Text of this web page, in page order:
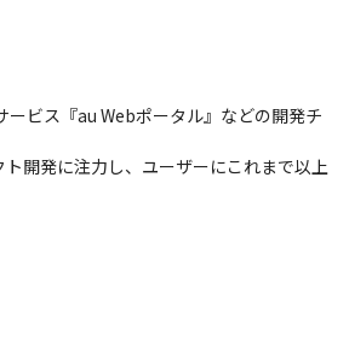
ビス『au Webポータル』などの開発チ
開発に注力し、ユーザーにこれまで以上